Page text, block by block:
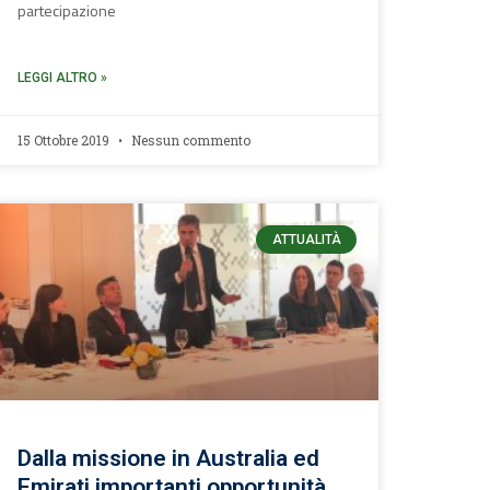
partecipazione
LEGGI ALTRO »
15 Ottobre 2019 Nessun commento
ATTUALITÀ
Dalla missione in Australia ed